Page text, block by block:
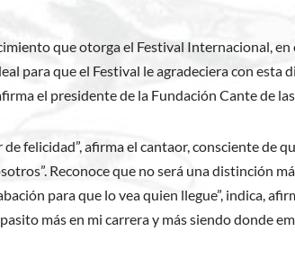
que otorga el Festival Internacional,
para que el Festival le agradeciera con
el presidente de la Fundación Cante de
felicidad”, afirma el cantaor, consciente de
Reconoce que no será una distinción
para que lo vea quien llegue”, indica,
más en mi carrera y más siendo donde